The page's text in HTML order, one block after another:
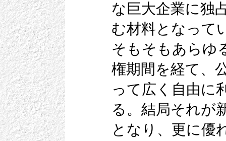
な巨大企業に独
む材料となって
そもそもあらゆ
権期間を経て、
って広く自由に
る。結局それが
となり、更に優